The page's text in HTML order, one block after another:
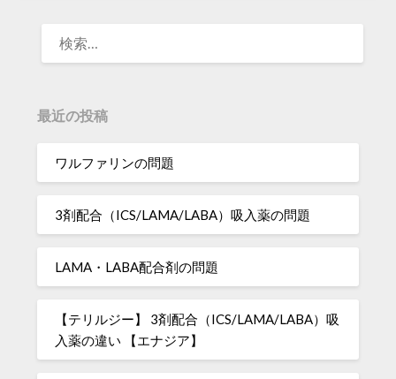
最近の投稿
ワルファリンの問題
3剤配合（ICS/LAMA/LABA）吸入薬の問題
LAMA・LABA配合剤の問題
【テリルジー】 3剤配合（ICS/LAMA/LABA）吸
入薬の違い 【エナジア】